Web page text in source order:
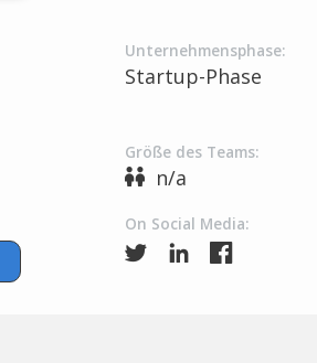
Unternehmensphase:
Startup-Phase
Größe des Teams:
n/a
On Social Media: